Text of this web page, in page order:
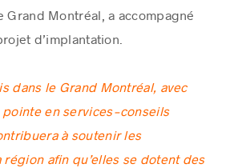
Grand Montréal, a accompagné
d’implantation.
dans le Grand Montréal, avec
en services-conseils
à soutenir les
afin qu’elles se dotent des